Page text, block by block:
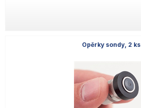
Opěrky sondy, 2 ks